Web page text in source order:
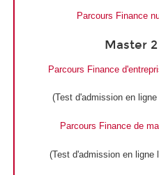
Parcours Finance
Master
Parcours Finance
(Test d'admission en ligne
Parcours Finance de
(Test d'admission en ligne